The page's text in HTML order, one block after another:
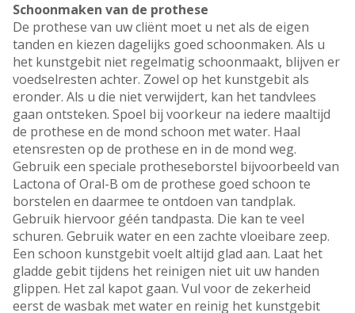
Schoonmaken van de prothese
De prothese van uw cliënt moet u net als de eigen
tanden en kiezen dagelijks goed schoonmaken. Als u
het kunstgebit niet regelmatig schoonmaakt, blijven er
voedselresten achter. Zowel op het kunstgebit als
eronder. Als u die niet verwijdert, kan het tandvlees
gaan ontsteken. Spoel bij voorkeur na iedere maaltijd
de prothese en de mond schoon met water. Haal
etensresten op de prothese en in de mond weg.
Gebruik een speciale protheseborstel bijvoorbeeld van
Lactona of Oral-B om de prothese goed schoon te
borstelen en daarmee te ontdoen van tandplak.
Gebruik hiervoor géén tandpasta. Die kan te veel
schuren. Gebruik water en een zachte vloeibare zeep.
Een schoon kunstgebit voelt altijd glad aan. Laat het
gladde gebit tijdens het reinigen niet uit uw handen
glippen. Het zal kapot gaan. Vul voor de zekerheid
eerst de wasbak met water en reinig het kunstgebit